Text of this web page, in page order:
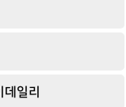
일리